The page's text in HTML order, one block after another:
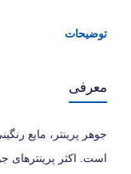
توضیحات
معرفی
جوهر پرینتر، مایع
است. اکثر پرینترهای